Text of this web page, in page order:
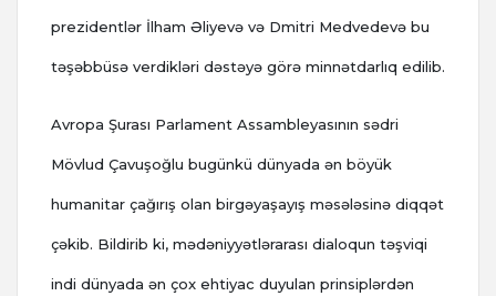
prezidentlər İlham Əliyevə və Dmitri Medvedevə bu
təşəbbüsə verdikləri dəstəyə görə minnətdarlıq edilib.
Avropa Şurası Parlament Assambleyasının sədri
Mövlud Çavuşoğlu bugünkü dünyada ən böyük
humanitar çağırış olan birgəyaşayış məsələsinə diqqət
çəkib. Bildirib ki, mədəniyyətlərarası dialoqun təşviqi
indi dünyada ən çox ehtiyac duyulan prinsiplərdən